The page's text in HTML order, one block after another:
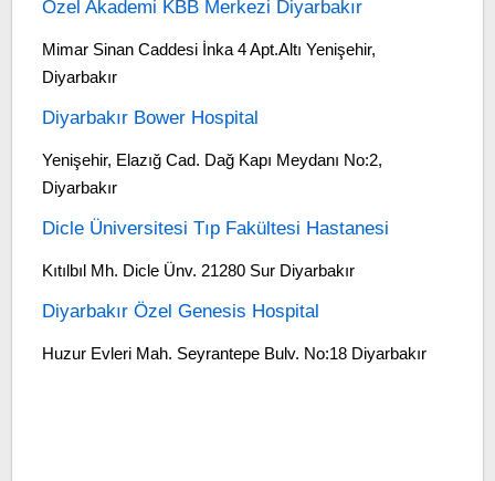
Özel Akademi KBB Merkezi Diyarbakır
Mimar Sinan Caddesi İnka 4 Apt.Altı Yenişehir,
Diyarbakır
Diyarbakır Bower Hospital
Yenişehir, Elazığ Cad. Dağ Kapı Meydanı No:2,
Diyarbakır
Dicle Üniversitesi Tıp Fakültesi Hastanesi
Kıtılbıl Mh. Dicle Ünv. 21280 Sur Diyarbakır
Diyarbakır Özel Genesis Hospital
Huzur Evleri Mah. Seyrantepe Bulv. No:18 Diyarbakır